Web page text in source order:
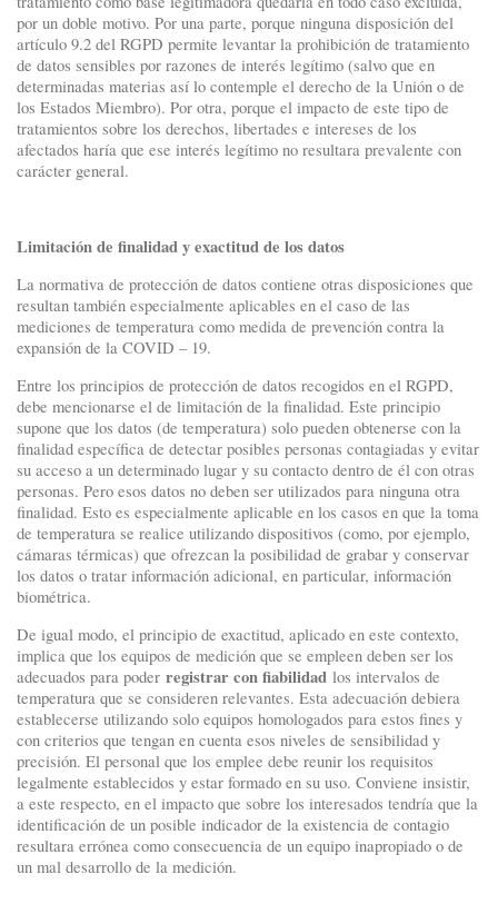
por un doble motivo. Por una parte, porque ninguna disposición del
artículo 9.2 del RGPD permite levantar la prohibición de tratamiento
de datos sensibles por razones de interés legítimo (salvo que en
determinadas materias así lo contemple el derecho de la Unión o de
los Estados Miembro). Por otra, porque el impacto de este tipo de
tratamientos sobre los derechos, libertades e intereses de los
afectados haría que ese interés legítimo no resultara prevalente con
carácter general.
Limitación de finalidad y exactitud de los datos
La normativa de protección de datos contiene otras disposiciones que
resultan también especialmente aplicables en el caso de las
mediciones de temperatura como medida de prevención contra la
expansión de la COVID – 19.
Entre los principios de protección de datos recogidos en el RGPD,
debe mencionarse el de limitación de la finalidad. Este principio
supone que los datos (de temperatura) solo pueden obtenerse con la
finalidad específica de detectar posibles personas contagiadas y evitar
su acceso a un determinado lugar y su contacto dentro de él con otras
personas. Pero esos datos no deben ser utilizados para ninguna otra
finalidad. Esto es especialmente aplicable en los casos en que la toma
de temperatura se realice utilizando dispositivos (como, por ejemplo,
cámaras térmicas) que ofrezcan la posibilidad de grabar y conservar
los datos o tratar información adicional, en particular, información
biométrica.
De igual modo, el principio de exactitud, aplicado en este contexto,
implica que los equipos de medición que se empleen deben ser los
adecuados para poder registrar con fiabilidad los intervalos de
temperatura que se consideren relevantes. Esta adecuación debiera
establecerse utilizando solo equipos homologados para estos fines y
con criterios que tengan en cuenta esos niveles de sensibilidad y
precisión. El personal que los emplee debe reunir los requisitos
legalmente establecidos y estar formado en su uso. Conviene insistir,
a este respecto, en el impacto que sobre los interesados tendría que la
identificación de un posible indicador de la existencia de contagio
resultara errónea como consecuencia de un equipo inapropiado o de
un mal desarrollo de la medición.